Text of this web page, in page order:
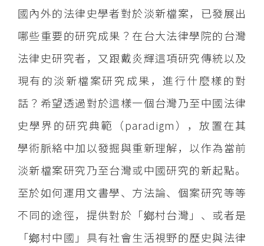
國內外的法律史學者對於淡新檔案，已發展出
哪些重要的研究成果？在台大法律學院的台灣
法律史研究者，又跟戴炎輝這項研究傳統以及
現有的淡新檔案研究成果，進行什麼樣的對
話？希望透過對於這樣一個台灣乃至中國法律
史學界的研究典範（paradigm），放置在其
學術脈絡中加以發掘與重新理解，以作為當前
淡新檔案研究乃至台灣或中國研究的新起點。
至於如何運用文書學、方法論、個案研究等等
不同的途徑，提供對於「鄉村台灣」、或者是
「鄉村中國」具有社會生活視野的歷史與法律